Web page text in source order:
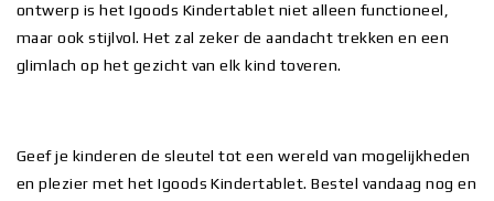
ontwerp is het Igoods Kindertablet niet alleen functioneel,
maar ook stijlvol. Het zal zeker de aandacht trekken en een
glimlach op het gezicht van elk kind toveren.
Geef je kinderen de sleutel tot een wereld van mogelijkheden
en plezier met het Igoods Kindertablet. Bestel vandaag nog en